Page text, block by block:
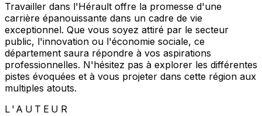
Travailler dans l'Hérault offre la promesse d'une
carrière épanouissante dans un cadre de vie
exceptionnel. Que vous soyez attiré par le secteur
public, l'innovation ou l'économie sociale, ce
département saura répondre à vos aspirations
professionnelles. N'hésitez pas à explorer les différentes
pistes évoquées et à vous projeter dans cette région aux
multiples atouts.
L'AUTEUR